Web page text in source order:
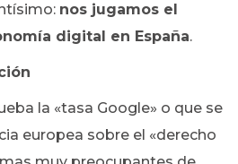
nos jugamos el
digital en España.
la «tasa Google» o que se
europea sobre el «derecho